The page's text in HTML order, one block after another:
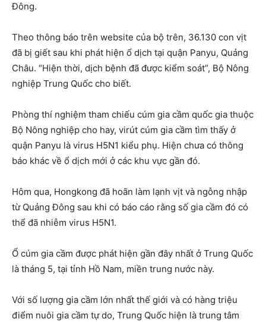
Đông.
Theo thông báo trên website của bộ trên, 36.130 con vịt
đã bị giết sau khi phát hiện ổ dịch tại quận Panyu, Quảng
Châu. “Hiện thời, dịch bệnh đã được kiểm soát”, Bộ Nông
nghiệp Trung Quốc cho biết.
Phòng thí nghiệm tham chiếu cúm gia cầm quốc gia thuộc
Bộ Nông nghiệp cho hay, virút cúm gia cầm tìm thấy ở
quận Panyu là virus H5N1 kiểu phụ. Hiện chưa có thông
báo khác về ổ dịch mới ở các khu vực gần đó.
Hôm qua, Hongkong đã hoãn làm lạnh vịt và ngỗng nhập
từ Quảng Đông sau khi có báo cáo rằng số gia cầm đó có
thể đã nhiễm virus H5N1.
Ổ cúm gia cầm được phát hiện gần đây nhất ở Trung Quốc
là tháng 5, tại tỉnh Hồ Nam, miền trung nước này.
Với số lượng gia cầm lớn nhất thế giới và có hàng triệu
điểm nuôi gia cầm tự do, Trung Quốc hiện là trung tâm